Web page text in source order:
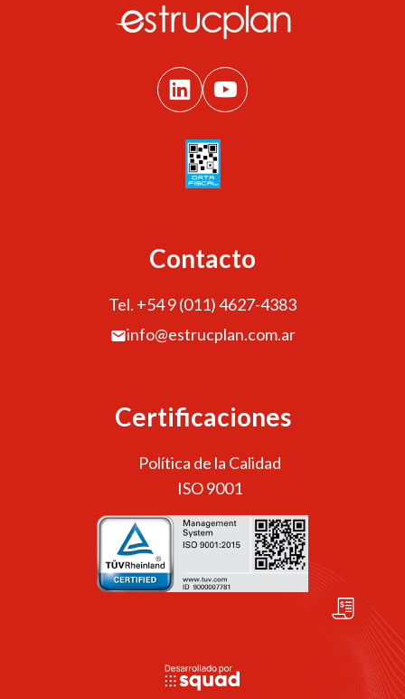
Contacto
Tel. +54 9 (011) 4627-4383
info@estrucplan.com.ar
Certificaciones
Política de la Calidad
ISO 9001